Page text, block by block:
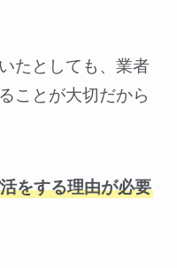
たとしても、業者
ことが大切だから
をする理由が必要